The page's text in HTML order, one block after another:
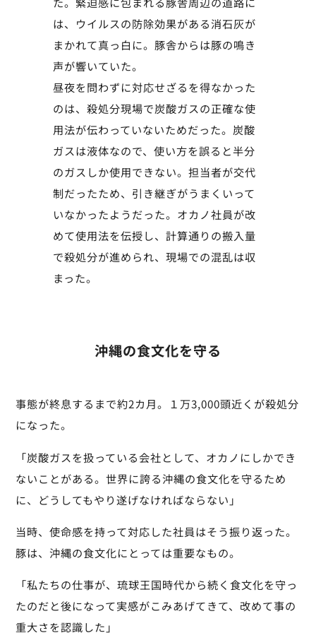
は、ウイルスの防除効果がある消石灰が
まかれて真っ白に。豚舎からは豚の鳴き
声が響いていた。
昼夜を問わずに対応せざるを得なかった
のは、殺処分現場で炭酸ガスの正確な使
用法が伝わっていないためだった。炭酸
ガスは液体なので、使い方を誤ると半分
のガスしか使用できない。担当者が交代
制だったため、引き継ぎがうまくいって
いなかったようだった。オカノ社員が改
めて使用法を伝授し、計算通りの搬入量
で殺処分が進められ、現場での混乱は収
まった。
沖縄の食文化を守る
事態が終息するまで約2カ月。１万3,000頭近くが殺処分
になった。
「炭酸ガスを扱っている会社として、オカノにしかでき
ないことがある。世界に誇る沖縄の食文化を守るため
に、どうしてもやり遂げなければならない」
当時、使命感を持って対応した社員はそう振り返った。
豚は、沖縄の食文化にとっては重要なもの。
「私たちの仕事が、琉球王国時代から続く食文化を守っ
たのだと後になって実感がこみあげてきて、改めて事の
重大さを認識した」